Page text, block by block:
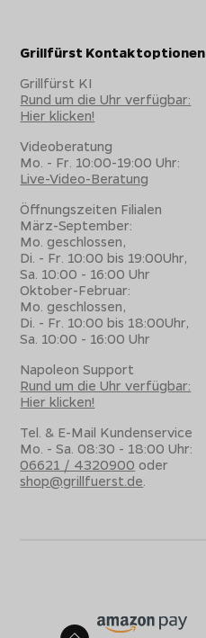
Grillfürst Kontaktoptionen
Grillfürst KI
Rund um die Uhr verfügbar:
Hier klicken!
Videoberatung
Mo. - Fr. 10:00-19:00 Uhr:
Live-Video-Beratung
Öffnungszeiten Filialen
März-September:
Mo. geschlossen,
Di. - Fr. 10:00 bis 19:00Uhr,
Sa. 10:00 - 16:00 Uhr
Oktober-Februar:
Mo. geschlossen,
Di. - Fr. 10:00 bis 18:00Uhr,
Sa. 10:00 - 16:00 Uhr
Napoleon Support
Rund um die Uhr verfügbar:
Hier klicken!
Tel. & E-Mail Kundenservice
Mo. - Sa. 08:30 - 18:00 Uhr:
06621 / 4320900 oder
shop@grillfuerst.de